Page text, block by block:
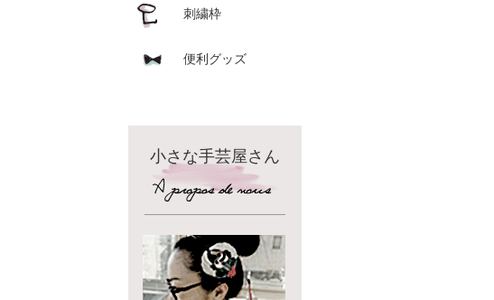
刺繍枠
便利グッズ
小さな手芸屋さん